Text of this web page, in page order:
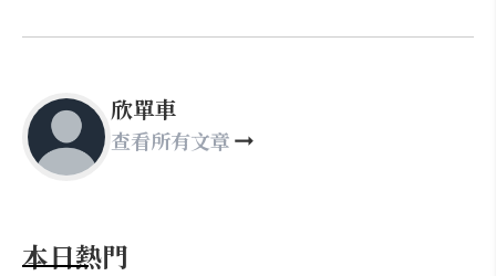
欣單車
查看所有文章
本日熱門